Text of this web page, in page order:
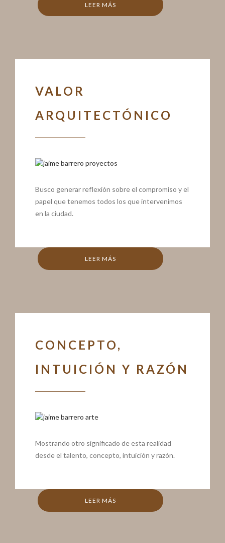
LEER MÁS
VALOR
ARQUITECTÓNICO
Busco generar reflexión sobre el compromiso y el
papel que tenemos todos los que intervenimos
en la ciudad.
LEER MÁS
CONCEPTO,
INTUICIÓN Y RAZÓN
Mostrando otro significado de esta realidad
desde el talento, concepto, intuición y razón.
LEER MÁS